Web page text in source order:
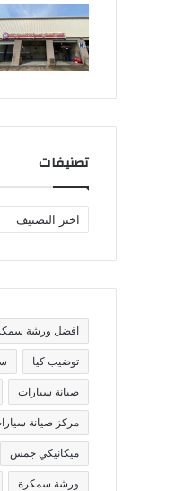
تصنيفات
ص
ف
تافضل ورشة
توضيب كيا
صيانة سيارات
مركز صيانة
ميكانيكي جمس
ورشة سمكرة